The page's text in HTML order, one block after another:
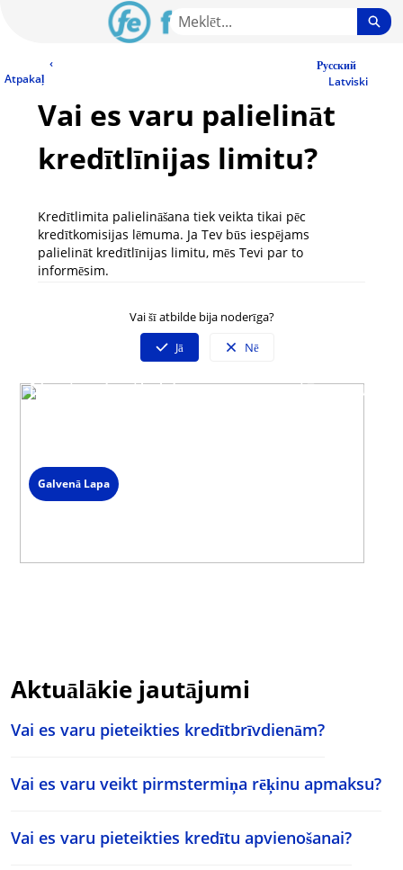
Content‹
Atpakaļ
Русский
Latviski
Vai es varu palielināt
kredītlīnijas limitu?
Kredītlimita palielināšana tiek veikta tikai pēc
kredītkomisijas lēmuma. Ja Tev būs iespējams
palielināt kredītlīnijas limitu, mēs Tevi par to
informēsim.
Vai šī atbilde bija noderīga?
Jā
Nē
Neatradi atbildi uz savu jautājumu?
Galvenā Lapa
Aktuālākie jautājumi
Vai es varu pieteikties kredītbrīvdienām?
Vai es varu veikt pirmstermiņa rēķinu apmaksu?
Vai es varu pieteikties kredītu apvienošanai?